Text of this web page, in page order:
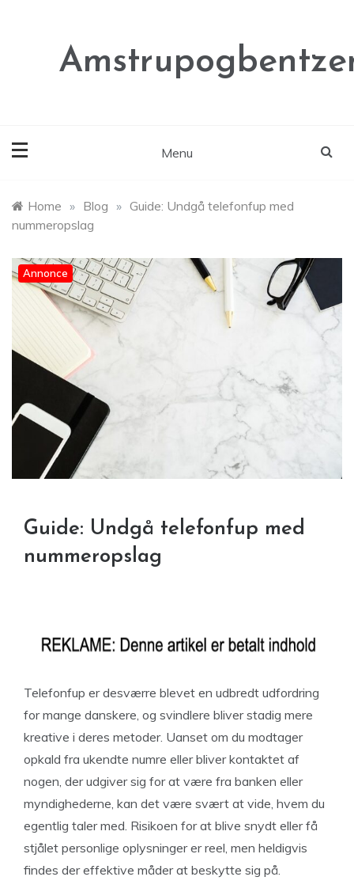
Menu
Home » Blog » Guide: Undgå telefonfup med
nummeropslag
Annonce
Guide: Undgå telefonfup med
nummeropslag
Telefonfup er desværre blevet en udbredt udfordring
for mange danskere, og svindlere bliver stadig mere
kreative i deres metoder. Uanset om du modtager
opkald fra ukendte numre eller bliver kontaktet af
nogen, der udgiver sig for at være fra banken eller
myndighederne, kan det være svært at vide, hvem du
egentlig taler med. Risikoen for at blive snydt eller få
stjålet personlige oplysninger er reel, men heldigvis
findes der effektive måder at beskytte sig på.